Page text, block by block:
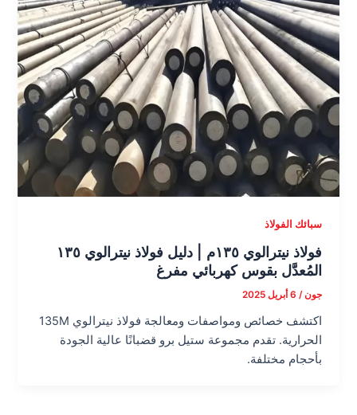
سبائك الفولاذ
فولاذ نيترالوي ١٣٥م | دليل فولاذ نيترالوي ١٣٥
المُعدَّل بقوس كهربائي مفرغ
جون/ 6 أبريل 2025
اكتشف خصائص ومواصفات ومعالجة فولاذ نيترالوي 135M
الحرارية. تقدم مجموعة ستيل برو قضبانًا عالية الجودة
بأحجام مختلفة.